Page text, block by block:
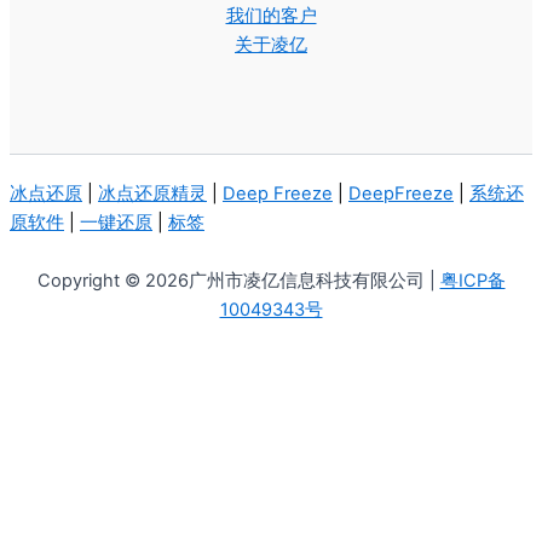
我们的客户
关于凌亿
冰点还原 冰点还原精灵 Deep Freeze DeepFreeze
系统还
原软件
一键还原 标签
Copyright © 2026广州市凌亿信息科技有限公司 | 粤ICP备
10049343号